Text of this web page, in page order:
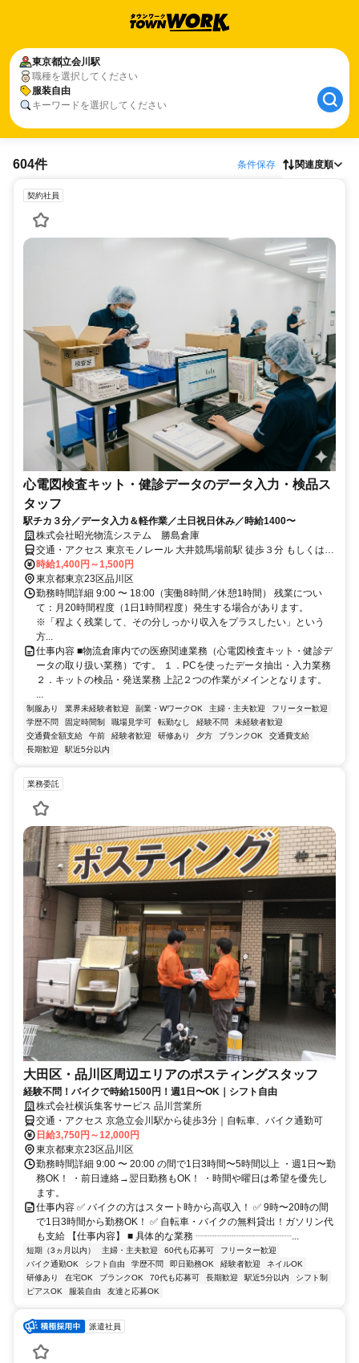
東京都立会川駅
職種を選択してください
服装自由
キーワードを選択してください
604件 条件保存 関連度順
契約社員
心電図検査キット・健診データのデータ入力・検品ス
タッフ
駅チカ３分／データ入力＆軽作業／土日祝日休み／時給1400〜
株式会社昭光物流システム 勝島倉庫
交通・アクセス 東京モノレール 大井競馬場前駅 徒歩３分 もしくは
京急本線 立会川駅 徒歩１０分
時給1,400円～1,500円
東京都東京23区品川区
勤務時間詳細 9:00 〜 18:00（実働8時間／休憩1時間） 残業につい
て：月20時間程度（1日1時間程度）発生する場合があります。
※「程よく残業して、その分しっかり収入をプラスしたい」という
方...
仕事内容 ■物流倉庫内での医療関連業務（心電図検査キット・健診デ
ータの取り扱い業務）です。 １．PCを使ったデータ抽出・入力業務
２．キットの検品・発送業務 上記２つの作業がメインとなります。
...
制服あり 業界未経験者歓迎 副業・WワークOK 主婦・主夫歓迎
フリーター歓迎
学歴不問
固定時間制 職場見学可 転勤なし 経験不問
未経験者歓迎
交通費全額支給
午前 経験者歓迎 研修あり 夕方 ブランクOK
交通費支給
長期歓迎
駅近5分以内
業務委託
大田区・品川区周辺エリアのポスティングスタッフ
経験不問！バイクで時給1500円！週1日〜OK｜シフト自由
株式会社横浜集客サービス 品川営業所
交通・アクセス 京急立会川駅から徒歩3分｜自転車、バイク通勤可
日給3,750円～12,000円
東京都東京23区品川区
勤務時間詳細 9:00 〜 20:00 の間で1日3時間〜5時間以上 ・週1日〜勤
務OK！ ・前日連絡→翌日勤務もOK！ ・時間や曜日は希望を優先し
ます。
仕事内容 ✅ バイクの方はスタート時から高収入！ ✅ 9時〜20時の間
で1日3時間から勤務OK！ ✅ 自転車・バイクの無料貸出！ガソリン代
も支給 【仕事内容】 ■ 具体的な業務 ┈┈┈┈┈┈┈┈┈┈...
短期（3ヵ月以内） 主婦・主夫歓迎 60代も応募可
フリーター歓迎
バイク通勤OK
シフト自由 学歴不問 即日勤務OK 経験者歓迎
ネイルOK
研修あり
在宅OK ブランクOK 70代も応募可 長期歓迎 駅近5分以内
シフト制
ピアスOK
服装自由 友達と応募OK
派遣社員